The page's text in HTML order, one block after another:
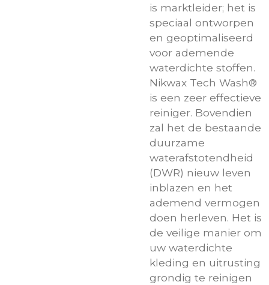
is marktleider; het is
speciaal ontworpen
en geoptimaliseerd
voor ademende
waterdichte stoffen.
Nikwax Tech Wash®
is een zeer effectieve
reiniger. Bovendien
zal het de bestaande
duurzame
waterafstotendheid
(DWR) nieuw leven
inblazen en het
ademend vermogen
doen herleven. Het is
de veilige manier om
uw waterdichte
kleding en uitrusting
grondig te reinigen